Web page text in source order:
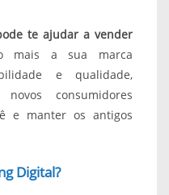
te ajudar a vender
mais a sua marca
e qualidade,
consumidores
e manter os antigos
Digital?